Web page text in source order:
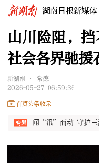
湖南日报新媒体
山川险阻，
社会各界驰援
新湖南 • 常德
2026-05-27 06:59:36
首页头条收录
闻“汛”而动 守护三